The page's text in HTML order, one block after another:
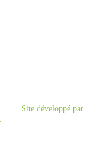
Site développé par